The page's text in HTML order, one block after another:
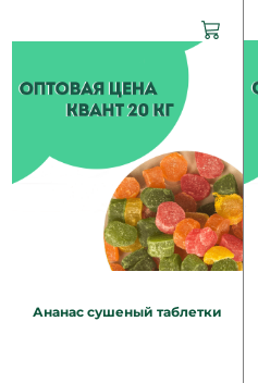
Ананас сушеный таблетки